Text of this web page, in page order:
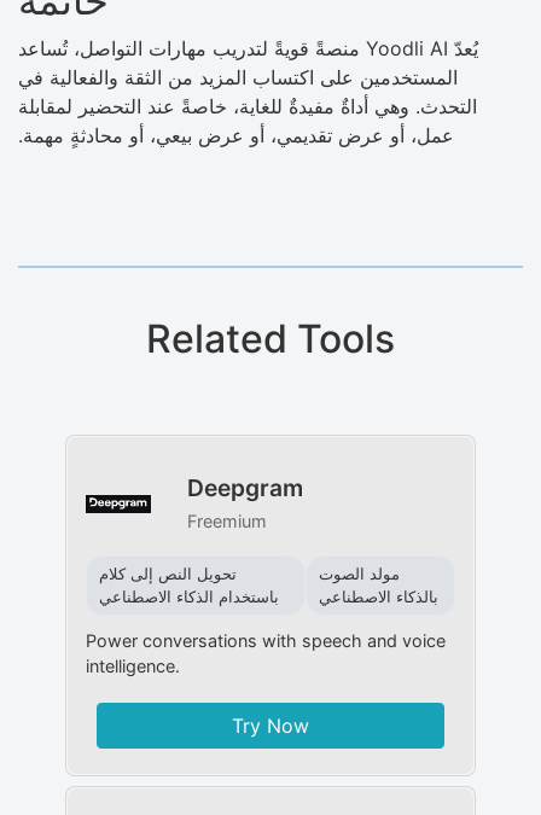
يُعدّ Yoodli AI منصةً قويةً لتدريب مهارات التواصل، تُساعد
المستخدمين على اكتساب المزيد من الثقة والفعالية في
التحدث. وهي أداةٌ مفيدةٌ للغاية، خاصةً عند التحضير لمقابلة
عمل، أو عرض تقديمي، أو عرض بيعي، أو محادثةٍ مهمة.
Related Tools
Deepgram
Freemium
تحويل النص إلى كلام
باستخدام الذكاء الاصطناعي
مولد الصوت
بالذكاء الاصطناعي
Power conversations with speech and voice
intelligence.
Try Now